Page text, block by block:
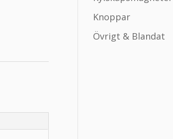
Knoppar
Övrigt & Blandat